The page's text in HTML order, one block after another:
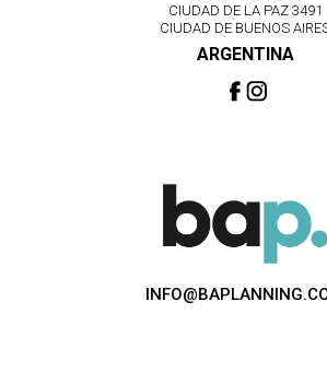
CIUDAD DE LA PAZ 3491
CIUDAD DE BUENOS
ARGENTINA